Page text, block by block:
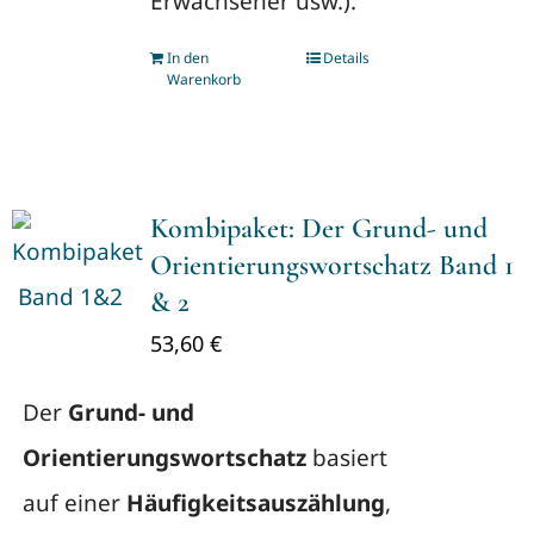
In den
Warenkorb
Details
Kombipaket: Der Grund- und
Orientierungswortschatz Band 1
& 2
53,60 €
Der Grund- und
Orientierungswortschatzbasiert
auf einer Häufigkeitsauszählung,